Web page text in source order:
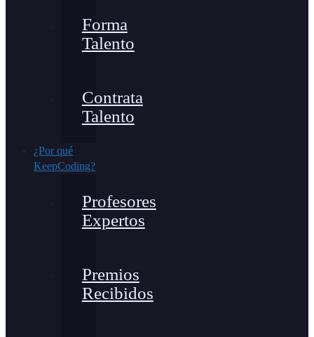
Forma
Talento
Contrata
Talento
¿Por qué
KeepCoding?
Profesores
Expertos
Premios
Recibidos